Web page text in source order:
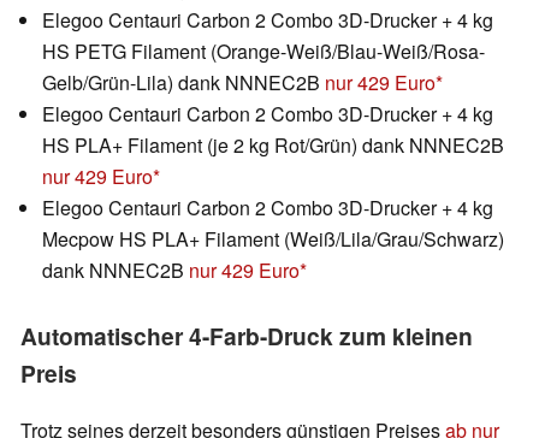
Elegoo Centauri Carbon 2 Combo 3D-Drucker + 4 kg
HS PETG Filament (Orange-Weiß/Blau-Weiß/Rosa-
Gelb/Grün-Lila) dank NNNEC2B nur 429 Euro
Elegoo Centauri Carbon 2 Combo 3D-Drucker + 4 kg
HS PLA+ Filament (je 2 kg Rot/Grün) dank NNNEC2B
nur 429 Euro
Elegoo Centauri Carbon 2 Combo 3D-Drucker + 4 kg
Mecpow HS PLA+ Filament (Weiß/Lila/Grau/Schwarz)
dank NNNEC2B nur 429 Euro
Automatischer 4-Farb-Druck zum kleinen
Preis
Trotz seines derzeit besonders günstigen Preisesab nur